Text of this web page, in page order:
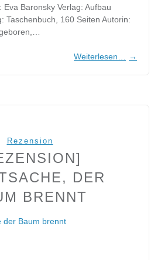
Eva Baronsky Verlag: Aufbau
Taschenbuch, 160 Seiten Autorin:
Weiterlesen… →
Rezension
DER
BRENNT